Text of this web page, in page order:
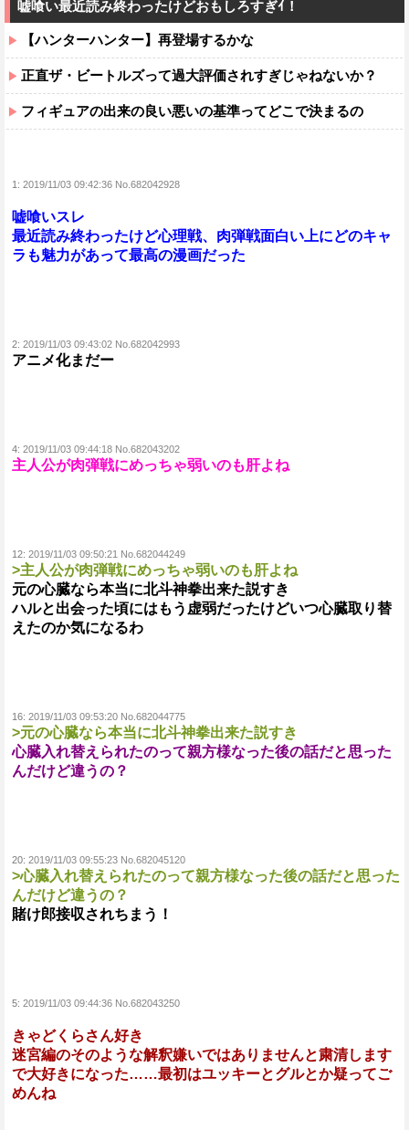
嘘喰い最近読み終わったけどおもしろすぎｲ！
【ハンターハンター】再登場するかな
正直ザ・ビートルズって過大評価されすぎじゃねないか？
フィギュアの出来の良い悪いの基準ってどこで決まるの
1: 2019/11/03 09:42:36 No.682042928
嘘喰いスレ
最近読み終わったけど心理戦、肉弾戦面白い上にどのキャ
ラも魅力があって最高の漫画だった
2: 2019/11/03 09:43:02 No.682042993
アニメ化まだー
4: 2019/11/03 09:44:18 No.682043202
主人公が肉弾戦にめっちゃ弱いのも肝よね
12: 2019/11/03 09:50:21 No.682044249
>主人公が肉弾戦にめっちゃ弱いのも肝よね
元の心臓なら本当に北斗神拳出来た説すき
ハルと出会った頃にはもう虚弱だったけどいつ心臓取り替
えたのか気になるわ
16: 2019/11/03 09:53:20 No.682044775
>元の心臓なら本当に北斗神拳出来た説すき
心臓入れ替えられたのって親方様なった後の話だと思った
んだけど違うの？
20: 2019/11/03 09:55:23 No.682045120
>心臓入れ替えられたのって親方様なった後の話だと思った
んだけど違うの？
賭け郎接収されちまう！
5: 2019/11/03 09:44:36 No.682043250
きゃどくらさん好き
迷宮編のそのような解釈嫌いではありませんと粛清します
で大好きになった……最初はユッキーとグルとか疑ってご
めんね